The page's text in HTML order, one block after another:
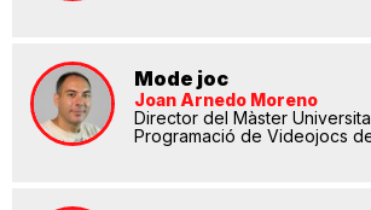
Mode joc
Joan Arnedo Moreno
Director del Màster
Programació de Videojocs